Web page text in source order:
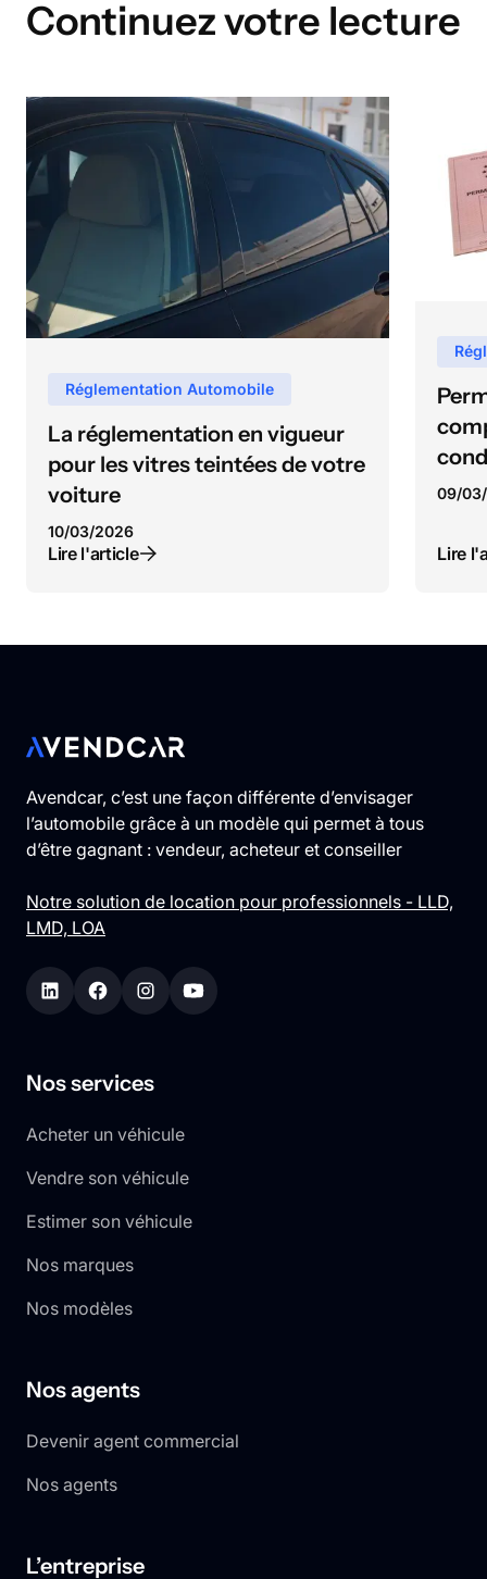
Continuez votre lecture
Réglementation Automobile
La réglementation en vigueur
pour les vitres teintées de votre
voiture
10/03/2026
Lire l'article
09/03/
Lire
Avendcar, c’est une façon différente d’envisager
l’automobile grâce à un modèle qui permet à tous
d’être gagnant : vendeur, acheteur et conseiller
Notre solution de location pour professionnels - LLD,
LMD, LOA
Nos services
Acheter un véhicule
Vendre son véhicule
Estimer son véhicule
Nos marques
Nos modèles
Nos agents
Devenir agent commercial
Nos agents
L’entreprise